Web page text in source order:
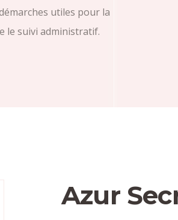
utiles pour la
le suivi administratif.
Azur